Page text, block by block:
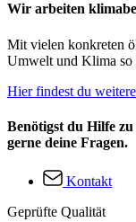
Wir arbeiten
Mit vielen konkreten
Umwelt und Klima so
Hier findest du
Benötigst du Hilfe
gerne deine Fragen.
Kontakt
Geprüfte Qualität